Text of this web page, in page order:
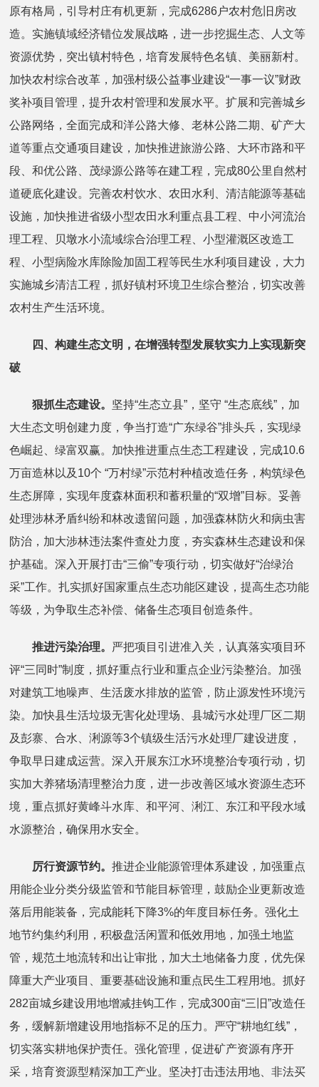
原有格局，引导村庄有机更新，完成6286户农村危旧房改
造。实施镇域经济错位发展战略，进一步挖掘生态、人文等
资源优势，突出镇村特色，培育发展特色名镇、美丽新村。
加快农村综合改革，加强村级公益事业建设“一事一议”财政
奖补项目管理，提升农村管理和发展水平。扩展和完善城乡
公路网络，全面完成和洋公路大修、老林公路二期、矿产大
道等重点交通项目建设，加快推进旅游公路、大环市路和平
段、和优公路、茂绿源公路等在建工程，完成80公里自然村
道硬底化建设。完善农村饮水、农田水利、清洁能源等基础
设施，加快推进省级小型农田水利重点县工程、中小河流治
理工程、贝墩水小流域综合治理工程、小型灌溉区改造工
程、小型病险水库除险加固工程等民生水利项目建设，大力
实施城乡清洁工程，抓好镇村环境卫生综合整治，切实改善
农村生产生活环境。
四、构建生态文明，在增强转型发展软实力上实现新突
破
狠抓生态建设。 坚持“生态立县”，坚守 “生态底线”，加
大生态文明创建力度，争当打造“广东绿谷”排头兵，实现绿
色崛起、绿富双赢。加快推进重点生态工程建设，完成10.6
万亩造林以及10个 “万村绿”示范村种植改造任务，构筑绿色
生态屏障，实现年度森林面积和蓄积量的“双增”目标。妥善
处理涉林矛盾纠纷和林改遗留问题，加强森林防火和病虫害
防治，加大涉林违法案件查处力度，夯实森林生态建设和保
护基础。深入开展打击“三偷”专项行动，切实做好“治绿治
采”工作。扎实抓好国家重点生态功能区建设，提高生态功能
等级，为争取生态补偿、储备生态项目创造条件。
推进污染治理。 严把项目引进准入关，认真落实项目环
评“三同时”制度，抓好重点行业和重点企业污染整治。加强
对建筑工地噪声、生活废水排放的监管，防止源发性环境污
染。加快县生活垃圾无害化处理场、县城污水处理厂区二期
及彭寨、合水、浰源等3个镇级生活污水处理厂建设进度，
争取早日建成运营。深入开展东江水环境整治专项行动，切
实加大养猪场清理整治力度，进一步改善区域水资源生态环
境，重点抓好黄峰斗水库、和平河、浰江、东江和平段水域
水源整治，确保用水安全。
厉行资源节约。推进企业能源管理体系建设，加强重点
用能企业分类分级监管和节能目标管理，鼓励企业更新改造
落后用能装备，完成能耗下降3%的年度目标任务。强化土
地节约集约利用，积极盘活闲置和低效用地，加强土地监
管，规范土地流转和出让审批，加大土地储备力度，优先保
障重大产业项目、重要基础设施和重点民生工程用地。抓好
282亩城乡建设用地增减挂钩工作，完成300亩“三旧”改造任
务，缓解新增建设用地指标不足的压力。严守“耕地红线”，
切实落实耕地保护责任。强化管理，促进矿产资源有序开
采，培育资源型精深加工产业。坚决打击违法用地、非法买